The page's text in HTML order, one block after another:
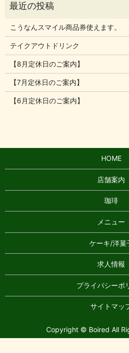
こうなんスマイル商品券使えます。
テイクアウトドリンク
【8月定休日のご案内】
【7月定休日のご案内】
【6月定休日のご案内】
HOME
店舗案内
珈琲
メニュー
ケーキ/洋菓
求人情報
プライバシーポ
サイトマッ
Copyright © Boired All